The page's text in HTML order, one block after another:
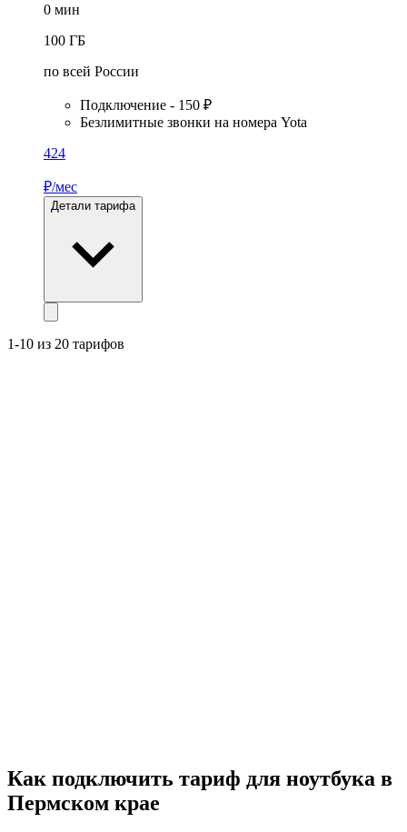
0 мин
100 ГБ
по всей России
Подключение - 150 ₽
Безлимитные звонки на номера Yota
424
₽/мес
Детали тарифа
1-10 из 20 тарифов
Как подключить тариф для ноутбука в
Пермском крае